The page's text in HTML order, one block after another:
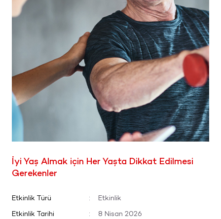
İyi Yaş Almak için Her Yaşta Dikkat Edilmesi
Gerekenler
Etkinlik Türü : Etkinlik
Etkinlik Tarihi : 8 Nisan 2026